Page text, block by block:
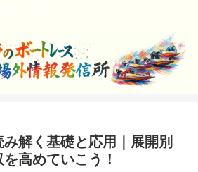
解く基礎と応用｜展開別
高めていこう！